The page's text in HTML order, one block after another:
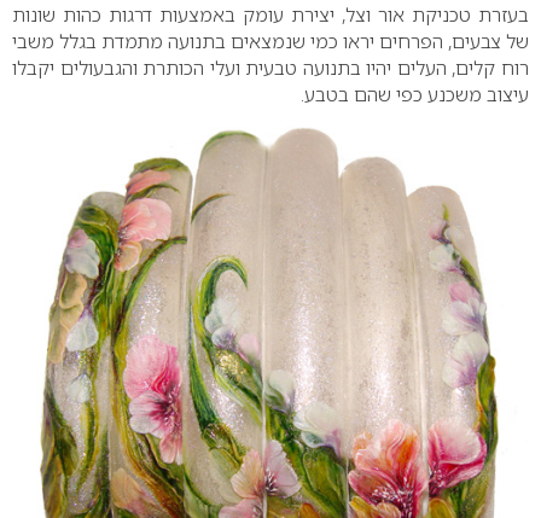
בעזרת טכניקת אור וצל, יצירת עומק באמצעות דרגות כהות שונות
של צבעים, הפרחים יראו כמי שנמצאים בתנועה מתמדת בגלל משבי
רוח קלים, העלים יהיו בתנועה טבעית ועלי הכותרת והגבעולים יקבלו
עיצוב משכנע כפי שהם בטבע.